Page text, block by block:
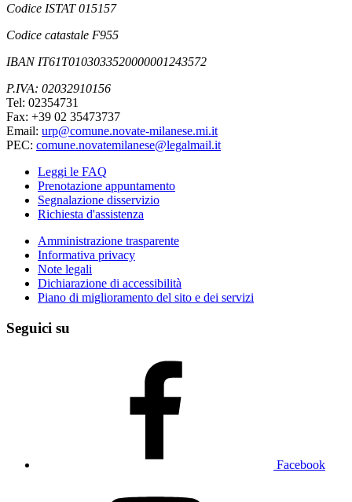
Codice ISTAT 015157
Codice catastale F955
IBAN IT61T0103033520000001243572
P.IVA: 02032910156
Tel: 02354731
Fax: +39 02 35473737
Email: urp@comune.novate-milanese.mi.it
PEC: comune.novatemilanese@legalmail.it
Leggi le FAQ
Prenotazione appuntamento
Segnalazione disservizio
Richiesta d'assistenza
Amministrazione trasparente
Informativa privacy
Note legali
Dichiarazione di accessibilità
Piano di miglioramento del sito e dei servizi
Seguici su
Facebook